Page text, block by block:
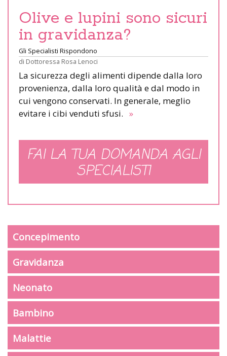
Olive e lupini sono sicuri
in gravidanza?
Gli Specialisti Rispondono
di Dottoressa Rosa Lenoci
La sicurezza degli alimenti dipende dalla loro
provenienza, dalla loro qualità e dal modo in
cui vengono conservati. In generale, meglio
evitare i cibi venduti sfusi. »
FAI LA TUA DOMANDA AGLI
SPECIALISTI
Concepimento
Gravidanza
Neonato
Bambino
Malattie